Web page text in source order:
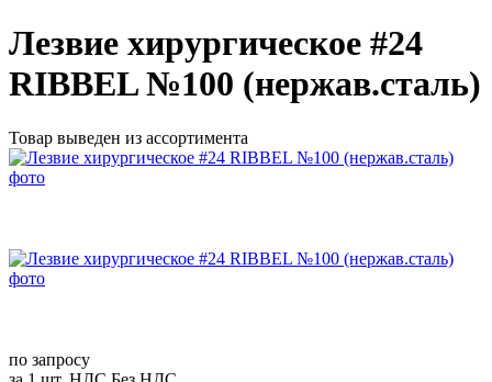
Лезвие хирургическое #24
RIBBEL №100 (нержав.сталь)
Товар выведен из ассортимента
по запросу